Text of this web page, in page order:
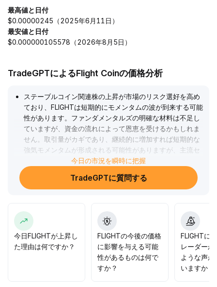
最高値と日付
$0.00000245（2025年6月11日）
最安値と日付
$0.000000105578（2026年8月5日）
TradeGPTによるFlight Coinの価格分析
ステーブルコイン関連株の上昇が市場のリスク選好を高め
ており、FLIGHTは短期的にモメンタムの波が到来する可能
性があります。ファンダメンタルズの明確な材料は不足し
ていますが、資金の流れによって恩恵を受けるかもしれま
せん。取引量がカギであり、継続的に増加すれば短期的な
強気モメンタムが形成される可能性がありますが、主流セ
クターの加熱感の冷却によるボラティリティ・リスクに注
意が必要です。中長期的には、FLIGHTの持続可能性はエコ
システムの構築や技術の更新に左右され、オンチェーンの
期的な価値の裏付けとなるでしょう。FLIGHTの短期的なボ
ラティリティには柔軟に対応し、オンチェーンデータを中
長期判断の根拠とすることを推奨します。.
今日の市況を瞬時に把握
TradeGPTに質問する
今日FLIGHTが上昇し
た理由は何ですか？
FLIGHTの今後の価格
に影響を与える可能
性があるものは何で
すか？
FLIGHTに
レーダーか
ような声が
いますか？